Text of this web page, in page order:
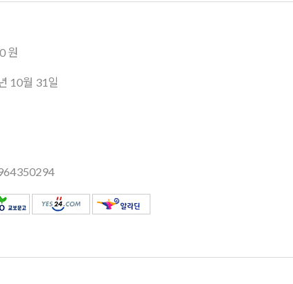
원
10월 31일